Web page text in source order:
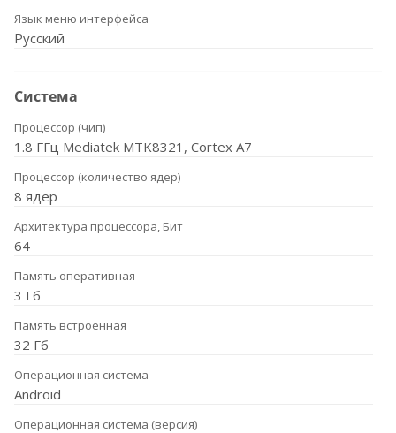
Язык меню интерфейса
Русский
Система
Процессор (чип)
1.8 ГГц Mediatek MTK8321, Cortex A7
Процессор (количество ядер)
8 ядер
Архитектура процессора, Бит
64
Память оперативная
3 Гб
Память встроенная
32 Гб
Операционная система
Android
Операционная система (версия)